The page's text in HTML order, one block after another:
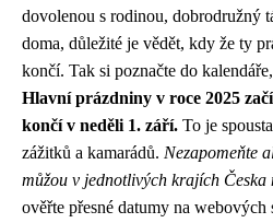
dovolenou s rodinou, dobrodružný
doma, důležité je vědět, kdy že ty
končí. Tak si poznačte do
Hlavní prázdniny v roce 2025
končí v neděli 1. září. To je
zážitků a kamarádů. Nezapomeňte
můžou v jednotlivých krajích Česka
ověřte přesné datumy na webových